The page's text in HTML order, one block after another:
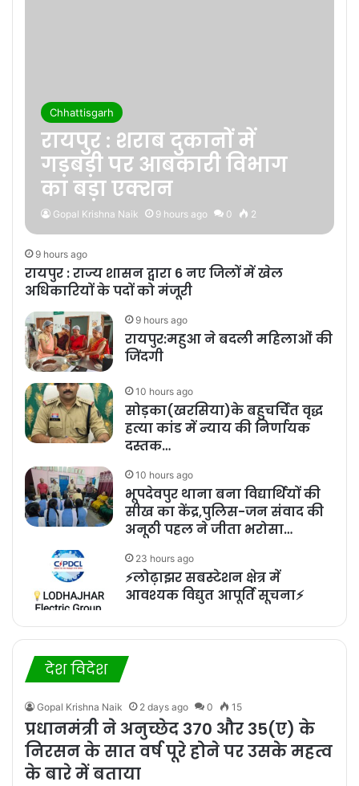
Chhattisgarh
रायपुर : शराब दुकानों में
गड़बड़ी पर आबकारी विभाग
का बड़ा एक्शन
Gopal Krishna Naik 9 hours ago 0 2
9 hours ago
रायपुर : राज्य शासन द्वारा 6 नए जिलों में खेल
अधिकारियों के पदों को मंजूरी
9 hours ago
रायपुर:महुआ ने बदली महिलाओं की
जिंदगी
10 hours ago
सोड़का(खरसिया)के बहुचर्चित वृद्ध
हत्या कांड में न्याय की निर्णायक
दस्तक…
10 hours ago
भूपदेवपुर थाना बना विद्यार्थियों की
सीख का केंद्र,पुलिस-जन संवाद की
अनूठी पहल ने जीता भरोसा…
23 hours ago
⚡लोढ़ाझर सबस्टेशन क्षेत्र में
आवश्यक विद्युत आपूर्ति सूचना⚡
देश विदेश
Gopal Krishna Naik 2 days ago 0 15
प्रधानमंत्री ने अनुच्छेद 370 और 35(ए) के
निरसन के सात वर्ष पूरे होने पर उसके महत्व
के बारे में बताया